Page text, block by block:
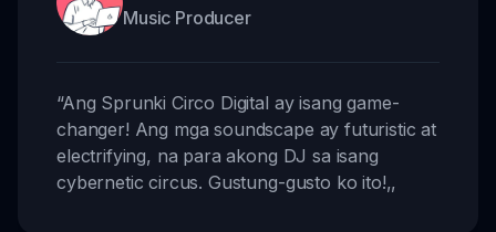
Music Producer
“Ang Sprunki Circo Digital ay isang game-
changer! Ang mga soundscape ay futuristic at
electrifying, na para akong DJ sa isang
cybernetic circus. Gustung-gusto ko ito!,,